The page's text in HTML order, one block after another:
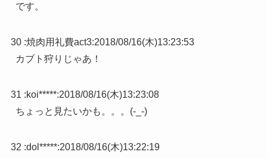
です。
30 :焼肉用礼費act3:2018/08/16(木)13:23:53
カブト狩りじゃあ！
31 :koi*****:2018/08/16(木)13:23:08
ちょっと見たいかも。。。(-_-)
32 :dol*****:2018/08/16(木)13:22:19